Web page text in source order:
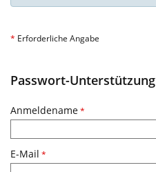
* Erforderliche Angabe
Passwort-Unterstützung
Anmeldename*
E-Mail *